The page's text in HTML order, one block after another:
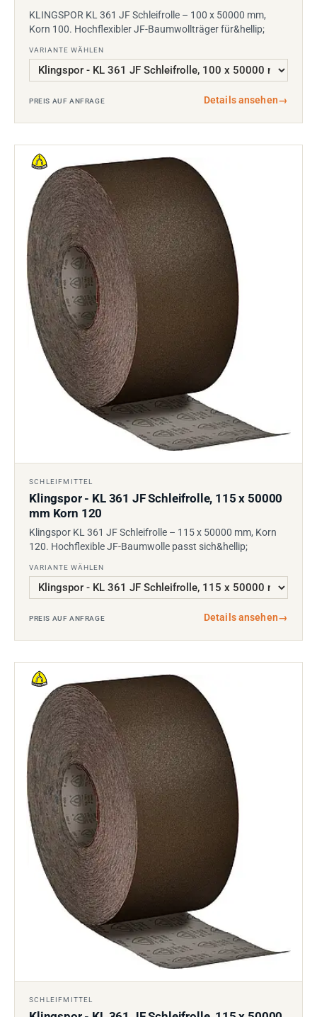
KLINGSPOR KL 361 JF Schleifrolle – 100 x 50000 mm,
Korn 100. Hochflexibler JF-Baumwollträger für&hellip;
VARIANTE WÄHLEN
PREIS AUF ANFRAGE Details ansehen→
SCHLEIFMITTEL
Klingspor - KL 361 JF Schleifrolle, 115 x 50000
mm Korn 120
Klingspor KL 361 JF Schleifrolle – 115 x 50000 mm, Korn
120. Hochflexible JF-Baumwolle passt sich&hellip;
VARIANTE WÄHLEN
PREIS AUF ANFRAGE Details ansehen→
SCHLEIFMITTEL